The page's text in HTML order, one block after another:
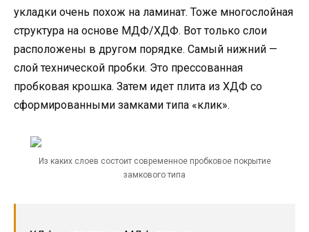
укладки очень похож на ламинат. Тоже многослойная
структура на основе МДФ/ХДФ. Вот только слои
расположены в другом порядке. Самый нижний —
слой технической пробки. Это прессованная
пробковая крошка. Затем идет плита из ХДФ со
сформированными замками типа «клик».
Из каких слоев состоит современное пробковое покрытие
замкового типа